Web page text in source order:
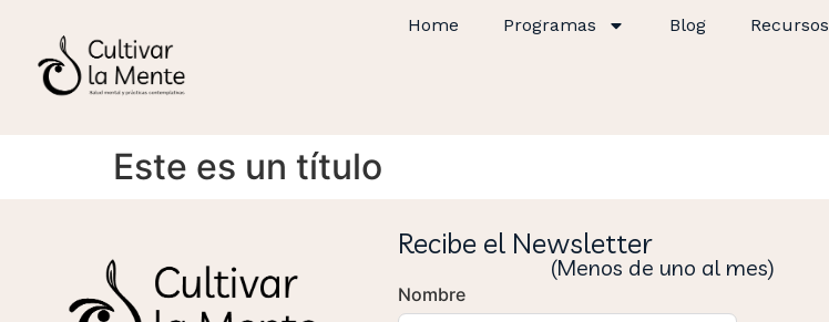
Home Programas Blog Recursos
Este es un título
Recibe el Newsletter
(Menos de uno al mes)
Nombre